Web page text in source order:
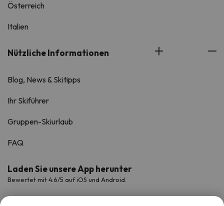
Österreich
Italien
Nützliche Informationen
Blog, News & Skitipps
Ihr Skiführer
Gruppen-Skiurlaub
FAQ
Laden Sie unsere App herunter
Bewertet mit 4.6/5 auf iOS und Android.